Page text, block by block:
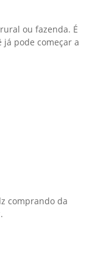
ou fazenda. É
pode começar a
comprando da